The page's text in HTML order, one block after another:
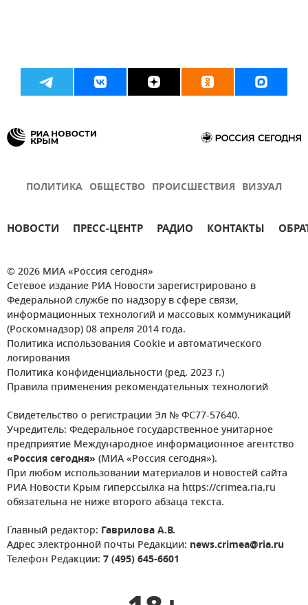
ПОЛИТИКА ОБЩЕСТВО ПРОИСШЕСТВИЯ ВИЗУАЛ
НОВОСТИ ПРЕСС-ЦЕНТР РАДИО КОНТАКТЫ
© 2026 МИА «Россия сегодня»
Сетевое издание РИА Новости зарегистрировано в
Федеральной службе по надзору в сфере связи,
информационных технологий и массовых коммуникаций
(Роскомнадзор) 08 апреля 2014 года.
Политика использования Cookie и автоматического
логирования
Политика конфиденциальности (ред. 2023 г.)
Правила применения рекомендательных технологий
Свидетельство о регистрации Эл № ФС77-57640.
Учредитель: Федеральное государственное унитарное
предприятие Международное информационное агентство
«Россия сегодня» (МИА «Россия сегодня»).
При любом использовании материалов и новостей сайта
РИА Новости Крым гиперссылка на https://crimea.ria.ru
обязательна не ниже второго абзаца текста.
Главный редактор: Гаврилова А.В.
Адрес электронной почты Редакции: news.crimea@ria.ru
Телефон Редакции: 7 (495) 645-6601